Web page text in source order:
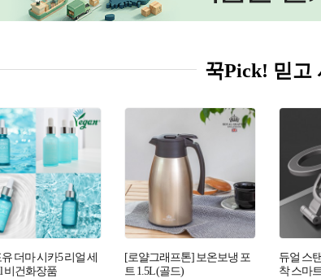
꾹Pick! 믿고
더마 시카5 리얼 세
비건화장품
[로얄그래프톤] 보온보냉 포
트 1.5L (골드)
듀얼 스
착 스마